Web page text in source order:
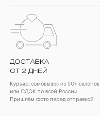
ДОСТАВКА
ОТ 2 ДНЕЙ
Курьер, самовывоз из 50+ салонов
или СДЭК по всей России.
Пришлём фото перед отправкой.